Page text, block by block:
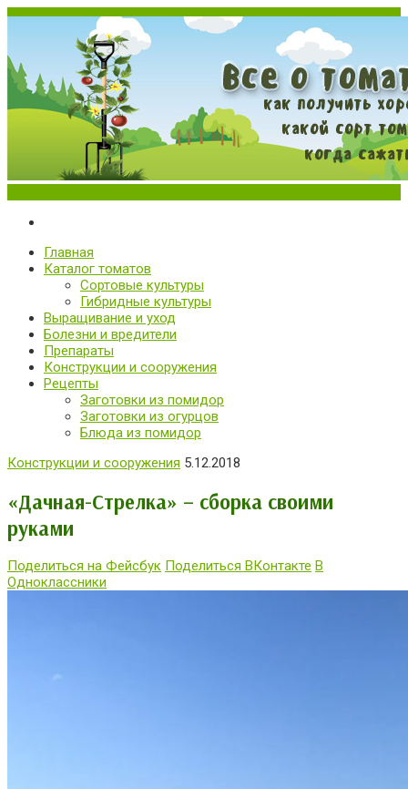
Все о томатах. Выращивание томатов. Сорта и рассада.
Выращивание и уход за томатами
Главная
Каталог томатов
Сортовые культуры
Гибридные культуры
Выращивание и уход
Болезни и вредители
Препараты
Конструкции и сооружения
Рецепты
Заготовки из помидор
Заготовки из огурцов
Блюда из помидор
Конструкции и сооружения 5.12.2018
«Дачная-Стрелка» – сборка своими
руками
Поделиться на Фейсбук Поделиться ВКонтакте В
Одноклассники